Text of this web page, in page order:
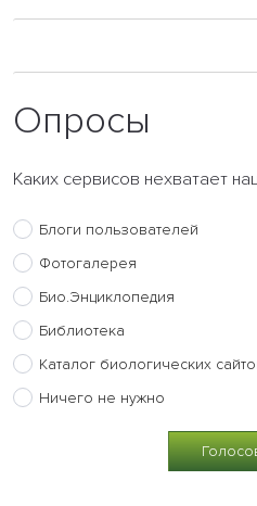
Опросы
Каких сервисов нехватает
Блоги пользователей
Фотогалерея
Био.Энциклопедия
Библиотека
Каталог биологических
Ничего не нужно